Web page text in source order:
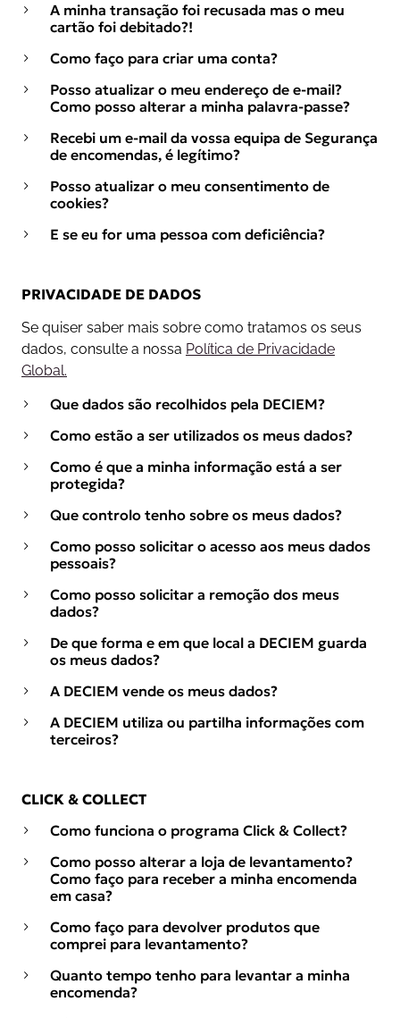
A minha transação foi recusada mas o meu
cartão foi debitado?!
Como faço para criar uma conta?
Posso atualizar o meu endereço de e-mail?
Como posso alterar a minha palavra-passe?
Recebi um e-mail da vossa equipa de Segurança
de encomendas, é legítimo?
Posso atualizar o meu consentimento de
cookies?
E se eu for uma pessoa com deficiência?
PRIVACIDADE DE DADOS
Se quiser saber mais sobre como tratamos os seus
dados, consulte a nossa Política de Privacidade
Global.
Que dados são recolhidos pela DECIEM?
Como estão a ser utilizados os meus dados?
Como é que a minha informação está a ser
protegida?
Que controlo tenho sobre os meus dados?
Como posso solicitar o acesso aos meus dados
pessoais?
Como posso solicitar a remoção dos meus
dados?
De que forma e em que local a DECIEM guarda
os meus dados?
A DECIEM vende os meus dados?
A DECIEM utiliza ou partilha informações com
terceiros?
CLICK & COLLECT
Como funciona o programa Click & Collect?
Como posso alterar a loja de levantamento?
Como faço para receber a minha encomenda
em casa?
Como faço para devolver produtos que
comprei para levantamento?
Quanto tempo tenho para levantar a minha
encomenda?